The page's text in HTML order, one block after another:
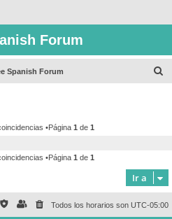
Forum
Spanish Forum
•Página 1 de 1
•Página 1 de 1
Ir a
Todos los horarios son UTC-05:00